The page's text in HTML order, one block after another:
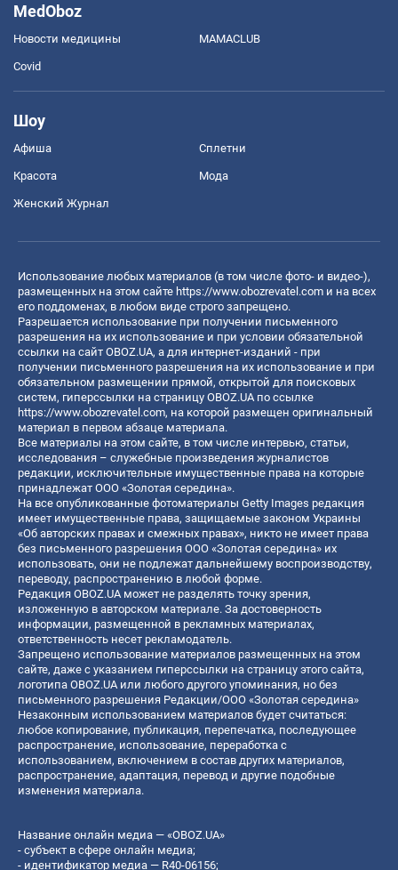
MedOboz
Новости медицины MAMACLUB
Covid
Шоу
Афиша Сплетни
Красота Мода
Женский Журнал
Использование любых материалов (в том числе фото- и видео-),
размещенных на этом сайте https://www.obozrevatel.com и на всех
его поддоменах, в любом виде строго запрещено.
Разрешается использование при получении письменного
разрешения на их использование и при условии обязательной
ссылки на сайт OBOZ.UA, а для интернет-изданий - при
получении письменного разрешения на их использование и при
обязательном размещении прямой, открытой для поисковых
систем, гиперссылки на страницу OBOZ.UA по ссылке
https://www.obozrevatel.com, на которой размещен оригинальный
материал в первом абзаце материала.
Все материалы на этом сайте, в том числе интервью, статьи,
исследования – служебные произведения журналистов
редакции, исключительные имущественные права на которые
принадлежат ООО «Золотая середина».
На все опубликованные фотоматериалы Getty Images редакция
имеет имущественные права, защищаемые законом Украины
«Об авторских правах и смежных правах», никто не имеет права
без письменного разрешения ООО «Золотая середина» их
использовать, они не подлежат дальнейшему воспроизводству,
переводу, распространению в любой форме.
Редакция OBOZ.UA может не разделять точку зрения,
изложенную в авторском материале. За достоверность
информации, размещенной в рекламных материалах,
ответственность несет рекламодатель.
Запрещено использование материалов размещенных на этом
сайте, даже с указанием гиперссылки на страницу этого сайта,
логотипа OBOZ.UA или любого другого упоминания, но без
письменного разрешения Редакции/ООО «Золотая середина»
Незаконным использованием материалов будет считаться:
любое копирование, публикация, перепечатка, последующее
распространение, использование, переработка с
использованием, включением в состав других материалов,
распространение, адаптация, перевод и другие подобные
изменения материала.
Название онлайн медиа — «OBOZ.UA»
- субъект в сфере онлайн медиа;
- идентификатор медиа — R40-06156;